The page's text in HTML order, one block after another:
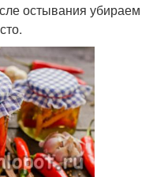
остывания убираем